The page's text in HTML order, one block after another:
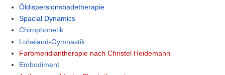
Öldispersionsbadetherapie
Spacial Dynamics
Chirophonetik
Loheland-Gymnastik
Farbmeridiantherapie nach Christel Heidemann
Embodiment